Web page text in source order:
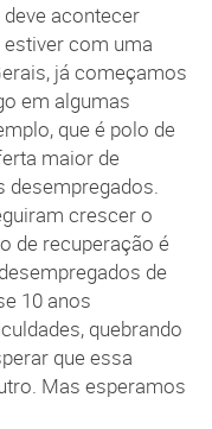
acontecer
estiver com uma
já começamos
em algumas
que é polo de
maior de
desempregados.
crescer o
de recuperação é
de
10 anos
quebrando
que essa
Mas esperamos